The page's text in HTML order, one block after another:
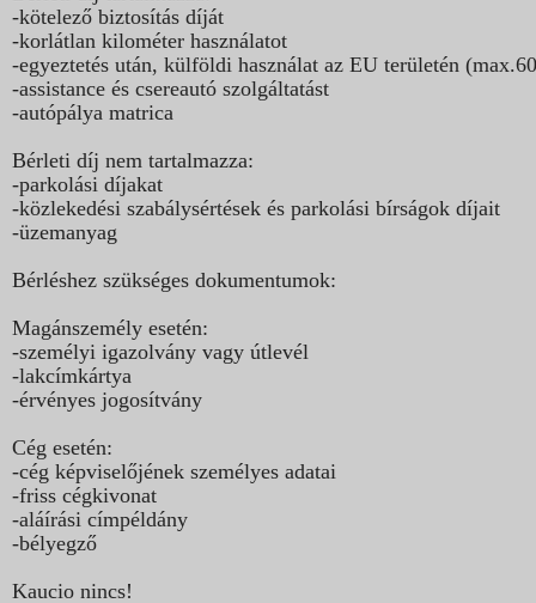
-kötelező biztosítás díját
-korlátlan kilométer használatot
-egyeztetés után, külföldi használat az EU területén
-assistance és csereautó szolgáltatást
-autópálya matrica
Bérleti díj nem tartalmazza:
-parkolási díjakat
-közlekedési szabálysértések és parkolási bírságok díjait
-üzemanyag
Bérléshez szükséges dokumentumok:
Magánszemély esetén:
-személyi igazolvány vagy útlevél
-lakcímkártya
-érvényes jogosítvány
Cég esetén:
-cég képviselőjének személyes adatai
-friss cégkivonat
-aláírási címpéldány
-bélyegző
Kaucio nincs!